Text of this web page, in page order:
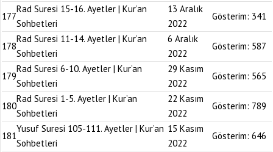
177
Rad Suresi 15-16. Ayetler | Kur’an
Sohbetleri
13 Aralık
2022
Gösterim: 341
178
Rad Suresi 11-14. Ayetler | Kur’an
Sohbetleri
6 Aralık
2022
Gösterim: 587
179
Rad Suresi 6-10. Ayetler | Kur’an
Sohbetleri
29 Kasım
2022
Gösterim: 565
180
Rad Suresi 1-5. Ayetler | Kur’an
Sohbetleri
22 Kasım
2022
Gösterim: 789
181
Yusuf Suresi 105-111. Ayetler | Kur’an
Sohbetleri
15 Kasım
2022
Gösterim: 646